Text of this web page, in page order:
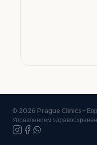
© 2026 Prague Clinics –
Управлением